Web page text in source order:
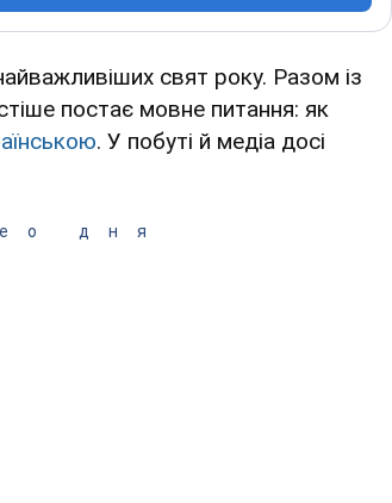
свят року. Разом із
постає мовне питання: як
. У побуті й медіа досі
дня